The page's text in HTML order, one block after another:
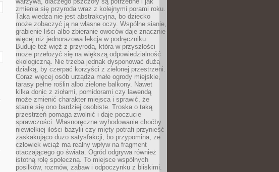
zmienia się przyroda wraz z kolejnymi porami roku.
Taka wiedza nie jest abstrakcyjna, bo dziecko
może zobaczyć ją na własne oczy. Wspólne sianie,
grabienie liści albo zbieranie owoców daje znacznie
więcej niż jednorazowa lekcja w podręczniku.
Buduje też więź z przyrodą, która w przyszłości
może przełożyć się na większą odpowiedzialność
ekologiczną. Nie trzeba jednak dysponować dużą
działką, by czerpać korzyści z zielonej przestrzeni.
Coraz więcej osób urządza małe ogrody miejskie,
tarasy pełne roślin albo zielone balkony. Nawet
kilka donic z ziołami, pomidorami czy lawendą
może zmienić charakter miejsca i sprawić, że
stanie się ono bardziej osobiste. Troska o taką
przestrzeń pomaga zwolnić i daje poczucie
sprawczości. Własnoręczne wyhodowanie choćby
niewielkiej ilości bazylii czy mięty potrafi przynieść
zaskakująco dużo satysfakcji, bo przypomina, że
człowiek wciąż ma realny wpływ na fragment
otaczającego go świata. Ogród odgrywa również
istotną rolę społeczną. To miejsce wspólnych
posiłków, rozmów, zabaw i odpoczynku z bliskimi.